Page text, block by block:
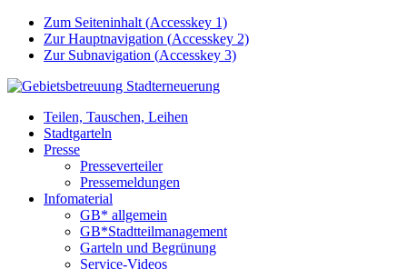
Zum Seiteninhalt (Accesskey 1)
Zur Hauptnavigation (Accesskey 2)
Zur Subnavigation (Accesskey 3)
Teilen, Tauschen, Leihen
Stadtgarteln
Presse
Presseverteiler
Pressemeldungen
Infomaterial
GB* allgemein
GB*Stadtteilmanagement
Garteln und Begrünung
Service-Videos